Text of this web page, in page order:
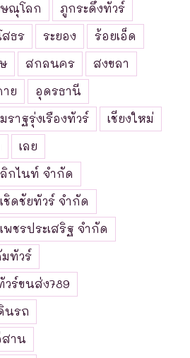
ณุโลก
ภูกระดึงทัวร์
สธร ระยอง
ร้อยเอ็ด
สกลนคร
สงขลา
ย
อุดรธานี
มราฐรุ่งเรืองทัวร์
เชียงใหม่
เลย
กไนท์ จำกัด
ชิดชัยทัวร์ จำกัด
พชรประเสริฐ จำกัด
มทัวร์
วร์ขนส่ง789
นรถ
สาน